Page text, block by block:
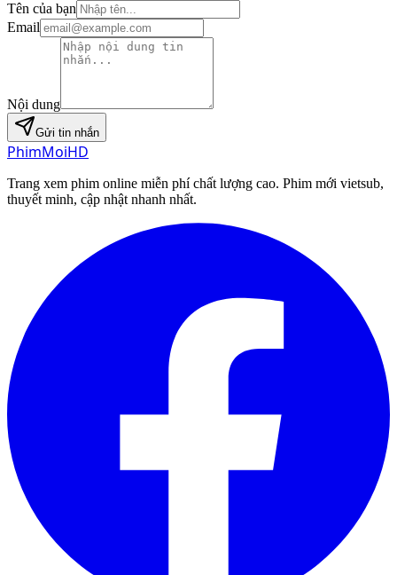
Tên của bạn
Email
Nội dung
Gửi tin nhắn
PhimMoiHD
Trang xem phim online miễn phí chất lượng cao. Phim mới vietsub,
thuyết minh, cập nhật nhanh nhất.